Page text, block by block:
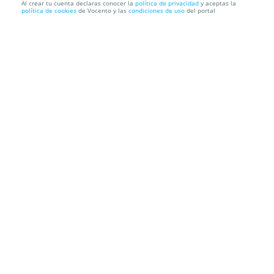
Entradas Rodrigo Cuevas. La Carbonería del Galván
Al crear tu cuenta declaras conocer la política de privacidad y aceptas la
política de cookies de Vocento y las condiciones de uso del portal